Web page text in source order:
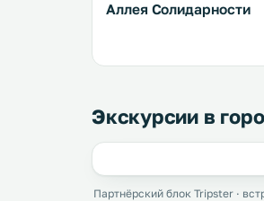
Аллея Солидарности
Экскурсии в
Партнёрский блок Tripster ·